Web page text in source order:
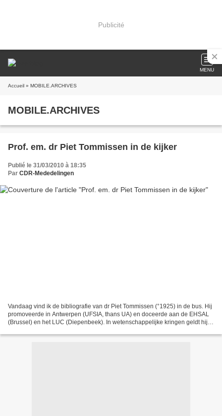
Publicité
MENU
Accueil » MOBILE.ARCHIVES
MOBILE.ARCHIVES
Prof. em. dr Piet Tommissen in de kijker
Publié le 31/03/2010 à 18:35
Par CDR-Mededelingen
Vandaag vind ik de bibliografie van dr Piet Tommissen (°1925) in de bus. Hij
promoveerde in Antwerpen (UFSIA, thans UA) en doceerde aan de EHSAL
(Brussel) en het LUC (Diepenbeek). In wetenschappelijke kringen geldt hij